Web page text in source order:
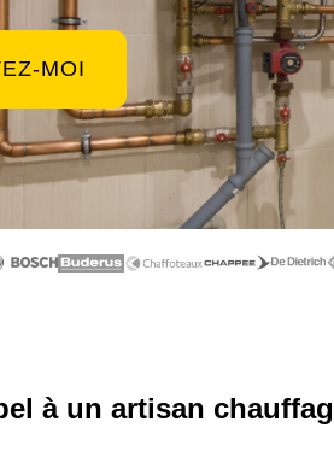
MOI
à un artisan